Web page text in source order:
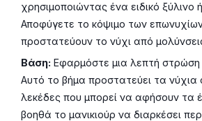
χρησιμοποιώντας ένα ειδικό ξύλινο
Αποφύγετε το κόψιμο των
προστατεύουν το νύχι από
Βάση: Εφαρμόστε μια λεπτή
Αυτό το βήμα προστατεύει τα
λεκέδες που μπορεί να αφήσουν τα
βοηθά το μανικιούρ να διαρκέσει